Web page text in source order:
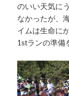
のいい天気に
なかったが、
イムは生命に
1stランの準備